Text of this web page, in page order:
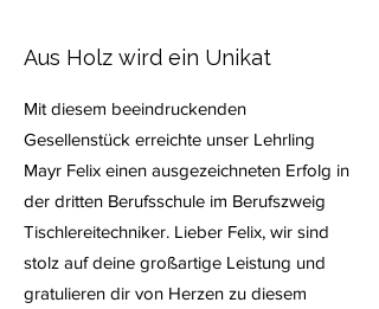
Aus Holz wird ein Unikat
Mit diesem beeindruckenden
Gesellenstück erreichte unser Lehrling
Mayr Felix einen ausgezeichneten Erfolg in
der dritten Berufsschule im Berufszweig
Tischlereitechniker. Lieber Felix, wir sind
stolz auf deine großartige Leistung und
gratulieren dir von Herzen zu diesem